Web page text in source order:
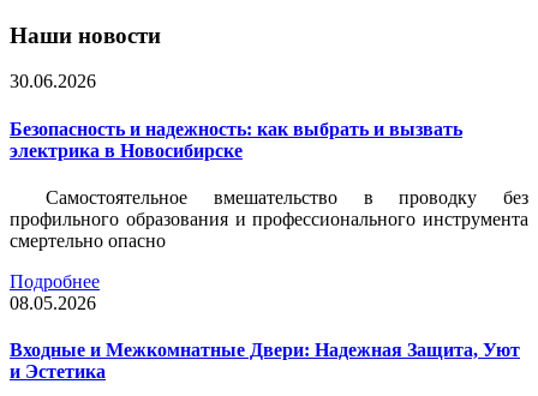
Наши новости
30.06.2026
Безопасность и надежность: как выбрать и вызвать
электрика в Новосибирске
Самостоятельное вмешательство в проводку без
профильного образования и профессионального инструмента
смертельно опасно
Подробнее
08.05.2026
Входные и Межкомнатные Двери: Надежная Защита, Уют
и Эстетика